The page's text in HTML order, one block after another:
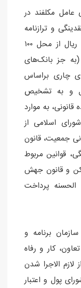
مکلفند در
و ترازنامه
بانک‌ها، در سقف ۲ میلیون میلیارد ریال از محل ۱۰۰
جز بانک‌های
چاری براساس
و به تشخیص
به موارد
اسلامی از
جمعیت، قانون
قوانین مربوط
و قانون جهش
الحسنه پرداخت
برنامه و
کار و رفاه
پس از لازم الاجرا شدن
پول و اعتبار